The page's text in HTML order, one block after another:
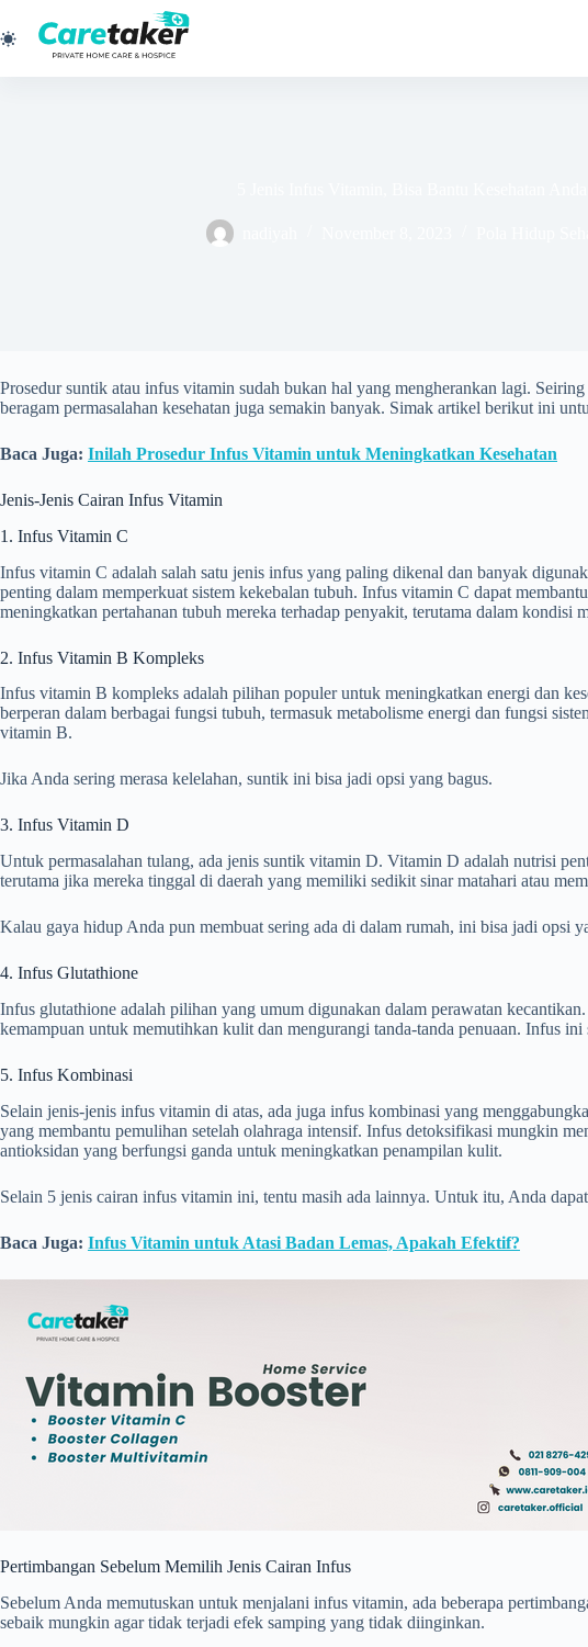
to
content
Prosedur suntik atau infus vitamin sudah bukan hal yang mengherankan lagi.
beragam permasalahan kesehatan juga semakin banyak. Simak artikel berikut ini
Baca Juga: Inilah Prosedur Infus Vitamin untuk Meningkatkan Kesehatan
Jenis-Jenis Cairan Infus Vitamin
1. Infus Vitamin C
Infus vitamin C adalah salah satu jenis infus yang paling dikenal dan banyak
penting dalam memperkuat sistem kekebalan tubuh. Infus vitamin C dapat
meningkatkan pertahanan tubuh mereka terhadap penyakit, terutama dalam kondisi
2. Infus Vitamin B Kompleks
Infus vitamin B kompleks adalah pilihan populer untuk meningkatkan energi dan
berperan dalam berbagai fungsi tubuh, termasuk metabolisme energi dan fungsi
vitamin B.
Jika Anda sering merasa kelelahan, suntik ini bisa jadi opsi yang bagus.
3. Infus Vitamin D
Untuk permasalahan tulang, ada jenis suntik vitamin D. Vitamin D adalah nutrisi
terutama jika mereka tinggal di daerah yang memiliki sedikit sinar matahari atau
Kalau gaya hidup Anda pun membuat sering ada di dalam rumah, ini bisa jadi opsi
4. Infus Glutathione
Infus glutathione adalah pilihan yang umum digunakan dalam perawatan
kemampuan untuk memutihkan kulit dan mengurangi tanda-tanda penuaan. Infus
5. Infus Kombinasi
Selain jenis-jenis infus vitamin di atas, ada juga infus kombinasi yang
yang membantu pemulihan setelah olahraga intensif. Infus detoksifikasi mungkin
antioksidan yang berfungsi ganda untuk meningkatkan penampilan kulit.
Selain 5 jenis cairan infus vitamin ini, tentu masih ada lainnya. Untuk itu, Anda
Baca Juga: Infus Vitamin untuk Atasi Badan Lemas, Apakah Efektif?
Pertimbangan Sebelum Memilih Jenis Cairan Infus
Sebelum Anda memutuskan untuk menjalani infus vitamin, ada beberapa
sebaik mungkin agar tidak terjadi efek samping yang tidak diinginkan.